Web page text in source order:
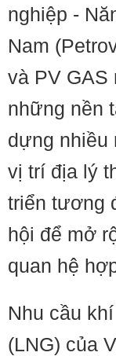
nghiệp -
Nam
và PV GAS
những nền
dựng nhiều
vị trí địa lý
triển tương
hội để mở
quan hệ
Nhu cầu
(LNG) của